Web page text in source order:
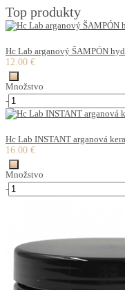
Top produkty
Hc Lab arganový ŠAMPÓN
12.00 €
Množstvo
-
Hc Lab INSTANT arganová
16.00 €
Množstvo
-